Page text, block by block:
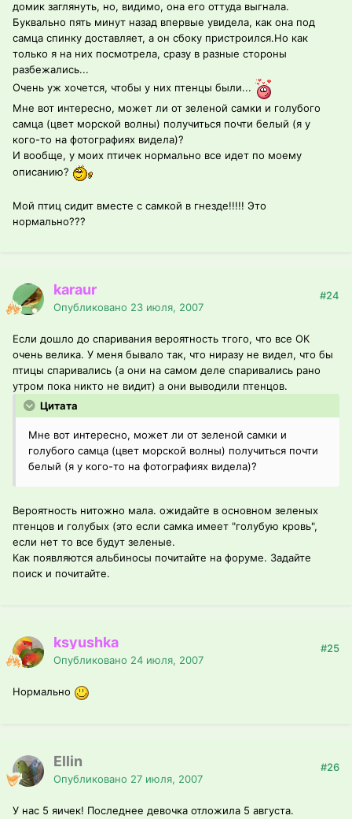
домик заглянуть, но, видимо, она его оттуда выгнала.
Буквально пять минут назад впервые увидела, как она под
самца спинку доставляет, а он сбоку пристроился.Но как
только я на них посмотрела, сразу в разные стороны
разбежались...
Очень уж хочется, чтобы у них птенцы были...
Мне вот интересно, может ли от зеленой самки и голубого
самца (цвет морской волны) получиться почти белый (я у
кого-то на фотографиях видела)?
И вообще, у моих птичек нормально все идет по моему
описанию?
Мой птиц сидит вместе с самкой в гнезде!!!!! Это
нормально???
karaur
Опубликовано 23 июля, 2007
#24
Если дошло до спаривания вероятность тгого, что все ОК
очень велика. У меня бывало так, что ниразу не видел, что бы
птицы спаривались (а они на самом деле спаривались рано
утром пока никто не видит) а они выводили птенцов.
Цитата
Мне вот интересно, может ли от зеленой самки и
голубого самца (цвет морской волны) получиться почти
белый (я у кого-то на фотографиях видела)?
Вероятность нитожно мала. ожидайте в основном зеленых
птенцов и голубых (это если самка имеет "голубую кровь",
если нет то все будут зеленые.
Как появляются альбиносы почитайте на форуме. Задайте
поиск и почитайте.
ksyushka
Опубликовано 24 июля, 2007
#25
Нормально
Ellin
Опубликовано 27 июля, 2007
#26
У нас 5 яичек! Последнее девочка отложила 5 августа.